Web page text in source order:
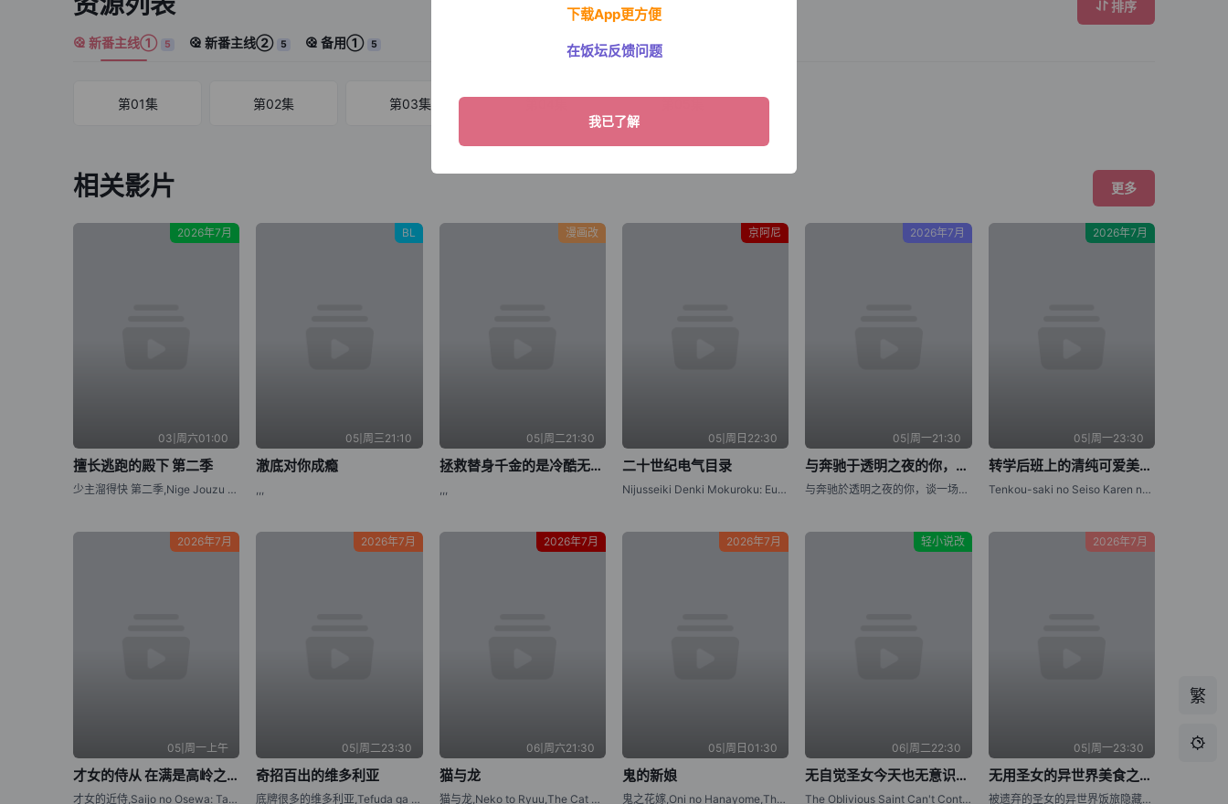
排序
新番主线① 5 新番主线② 5 备用① 5
第01集 第02集 第03集
相关影片 更多
2026年7月
03|周六01:00
擅长逃跑的殿下 第二季
少主溜得快 第二季,Nige Jouzu no Wakagimi Season 2,The Elusive Samurai Season 2
BL
05|周三21:10
澈底对你成瘾
,,,
漫画改
05|周二21:30
拯救替身千金的是冷酷无情冰之王子的爱
,,,
京阿尼
05|周日22:30
二十世纪电气目录
Nijusseiki Denki Mokuroku: Eureka Evrika,Sparks of Tomorrow
2026年7月
05|周一21:30
与奔驰于透明之夜的你，谈一场看不见的恋爱。
与奔驰於透明之夜的你，谈一场看不见的恋爱。
2026年7月
05|周一23:30
转学后班上的清纯可爱美少女，竟是小时候玩在一起的哥们儿
Tenkou-saki no Seiso Karen na Bishoujo ga, Mukashi Danshi to Omotte Issho ni Asonda Osananajimi Datta Ken,Oh Boy, Was I Wrong About Her
2026年7月
05|周一上午
才女的侍从 在满是高岭之花的贵族学校暗中照顾（毫无生活自理能力的）学院第一大小姐
才女的近侍,Saijo no Osewa: Takane no Hanadarake na Meimonkou de, Gakuin Ichi no Ojou-sama (Seikatsu Nouryoku Kaimu) wo Kagenagara Osewa suru Koto ni Narimashita,Rich Girl Caretaker: I'm Secretly the Caregiver of the Most Popular Girl in This Rich Kid School
2026年7月
05|周二23:30
奇招百出的维多利亚
底牌很多的维多利亚,Tefuda ga Oome no Victoria,Victoria of Many Faces
2026年7月
06|周六21:30
猫与龙
猫与龙,Neko to Ryuu,The Cat and the Dragon
2026年7月
05|周日01:30
鬼的新娘
鬼之花嫁,Oni no Hanayome,The Ogre's Bride
轻小说改
06|周二22:30
无自觉圣女今天也无意识地释放力量
The Oblivious Saint Can't Contain Her Power,Mujikaku Seijo wa Kyou mo Muishiki ni Chikara wo Tare Nagasu
2026年7月
05|周一23:30
无用圣女的异世界美食之旅 凭借隐藏技能召唤露营车
被遗弃的圣女的异世界饭旅隐藏技能召唤了露营车,无用圣女的异世界美食之旅 凭藉隱藏技能召唤露营车,Suterare Seijo no Isekai Gohan Tabi: Kakure Skill de Camping Car wo Shoukan shimashita
繁

下载App更方便
在饭坛反馈问题